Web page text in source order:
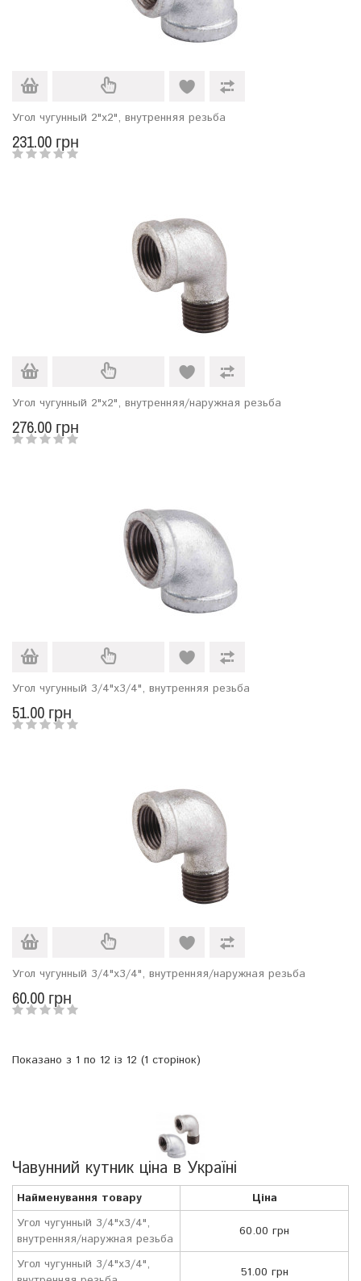
Угол чугунный 2"х2", внутренняя резьба
231.00 грн
Угол чугунный 2"х2", внутренняя/наружная резьба
276.00 грн
Угол чугунный 3/4"х3/4", внутренняя резьба
51.00 грн
Угол чугунный 3/4"х3/4", внутренняя/наружная резьба
60.00 грн
Показано з 1 по 12 із 12 (1 сторінок)
Чавунний кутник ціна в Україні
Найменування товару
Ціна
Угол чугунный 3/4"х3/4",
внутренняя/наружная резьба
60.00 грн
Угол чугунный 3/4"х3/4",
51.00 грн